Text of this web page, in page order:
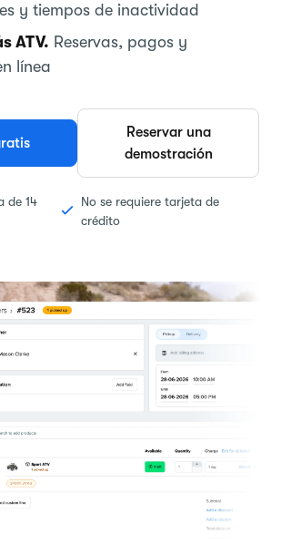
y tiempos de inactividad
ATV. Reservas, pagos y
línea
Reservar una
demostración
de 14
No se requiere tarjeta de
crédito